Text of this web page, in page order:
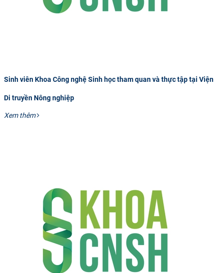
Sinh viên Khoa Công nghệ Sinh học tham quan và thực tập tại Viện
Di truyền Nông nghiệp
Xem thêm